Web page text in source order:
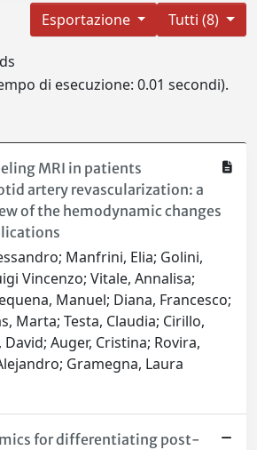
Tutti (8)
Esportazione
di esecuzione: 0.01 secondi).
MRI in patients
artery revascularization: a
of the hemodynamic changes
Manfrini, Elia; Golini,
Vincenzo; Vitale, Annalisa;
Manuel; Diana, Francesco;
Marta; Testa, Claudia; Cirillo,
Auger, Cristina; Rovira,
Gramegna, Laura
for differentiating post-